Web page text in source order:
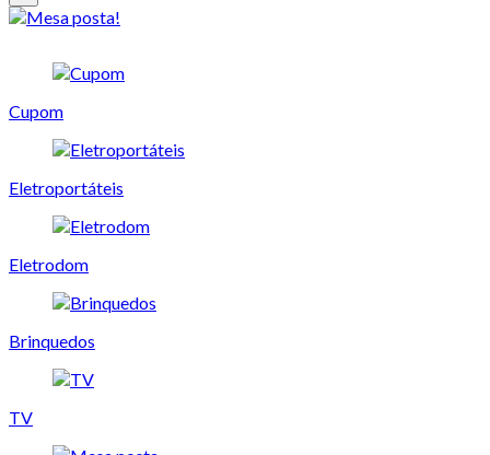
Cupom
Eletroportáteis
Eletrodom
Brinquedos
TV